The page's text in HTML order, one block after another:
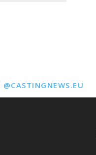
@CASTINGNEWS.EU